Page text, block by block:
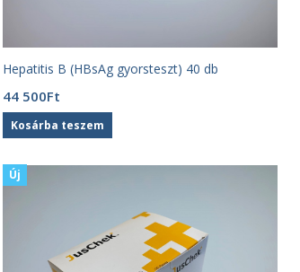
Hepatitis B (HBsAg gyorsteszt) 40 db
44 500Ft
Kosárba teszem
Új